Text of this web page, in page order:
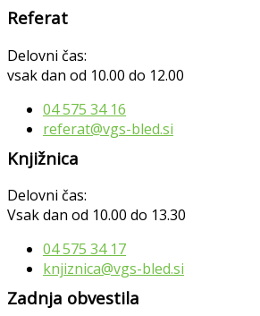
Referat
Delovni čas:
vsak dan od 10.00 do 12.00
04 575 34 16
referat@vgs-bled.si
Knjižnica
Delovni čas:
Vsak dan od 10.00 do 13.30
04 575 34 17
knjiznica@vgs-bled.si
Zadnja obvestila